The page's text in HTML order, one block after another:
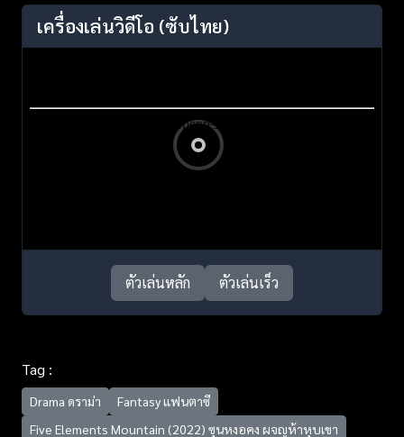
เครื่องเล่นวิดีโอ (ซับไทย)
ตัวเล่นหลัก ตัวเล่นเร็ว
Tag :
Drama ดราม่า
Fantasy แฟนตาซี
Five Elements Mountain (2022) ซุนหงอคง ผจญห้าหุบเขา